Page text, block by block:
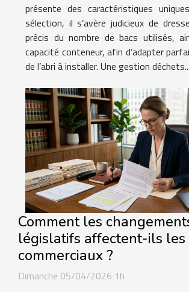
présente des caractéristiques
sélection, il s’avère judicieux de
précis du nombre de bacs utilisés,
capacité conteneur, afin d’adapter
de l’abri à installer. Une gestion déchets...
Comment les
législatifs affectent-ils les
commerciaux ?
Dimanche 05/04/2026 1h